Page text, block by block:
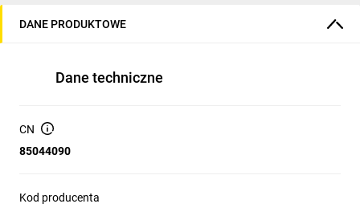
DANE PRODUKTOWE
Dane techniczne
CN
85044090
Kod producenta